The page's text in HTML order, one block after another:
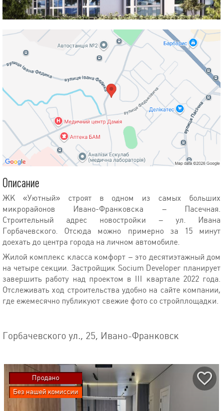
Описание
ЖК «Уютный» строят в одном из самых больших
микрорайонов Ивано-Франковска – Пасечная.
Строительный адрес новостройки – ул. Ивана
Горбачевского. Отсюда можно примерно за 15 минут
доехать до центра города на личном автомобиле.
Жилой комплекс класса комфорт – это десятиэтажный дом
на четыре секции. Застройщик Socium Developer планирует
завершить работу над проектом в III квартале 2022 года.
Отслеживать ход строительства удобно на сайте компании,
где ежемесячно публикуют свежие фото со стройплощадки.
Горбачевского ул., 25, Ивано-Франковск
Продано
Без нашей комиссии